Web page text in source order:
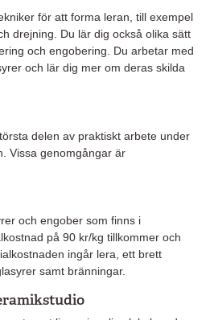
för att forma leran, till exempel
drejning. Du lär dig också olika sätt
och engobering. Du arbetar med
och lär dig mer om deras skilda
delen av praktiskt arbete under
Vissa genomgångar är
och engober som finns i
på 90 kr/kg tillkommer och
ingår lera, ett brett
samt bränningar.